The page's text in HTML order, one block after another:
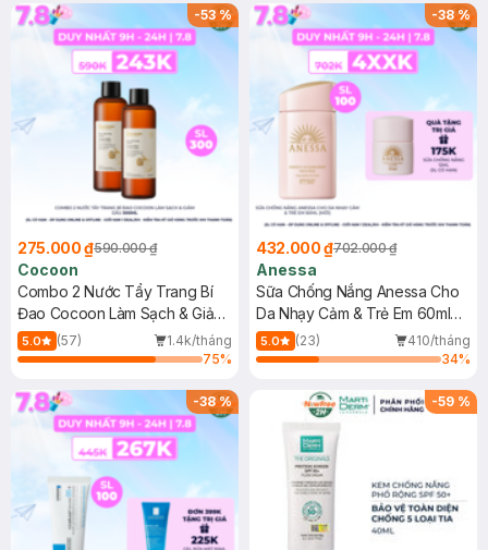
-53%
275.000 ₫590.000 ₫
Cocoon
Combo 2 Nước Tẩy Trang Bí
Đao Cocoon Làm Sạch & Giảm
Dầu 500ml
5.0 (57)
1.4k/tháng
75%
-38%
432.000 ₫702.000 ₫
Anessa
Sữa Chống Nắng Anessa Cho
Da Nhạy Cảm & Trẻ Em 60ml
(Mới)
5.0 (23)
410/tháng
34%
-38% -59 %